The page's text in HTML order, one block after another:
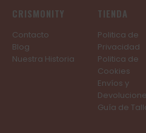
CRISMONITY
Contacto
Blog
Nuestra Historia
TIENDA
Politica de
Privacidad
Politica de
Cookies
Envíos y
Guía de